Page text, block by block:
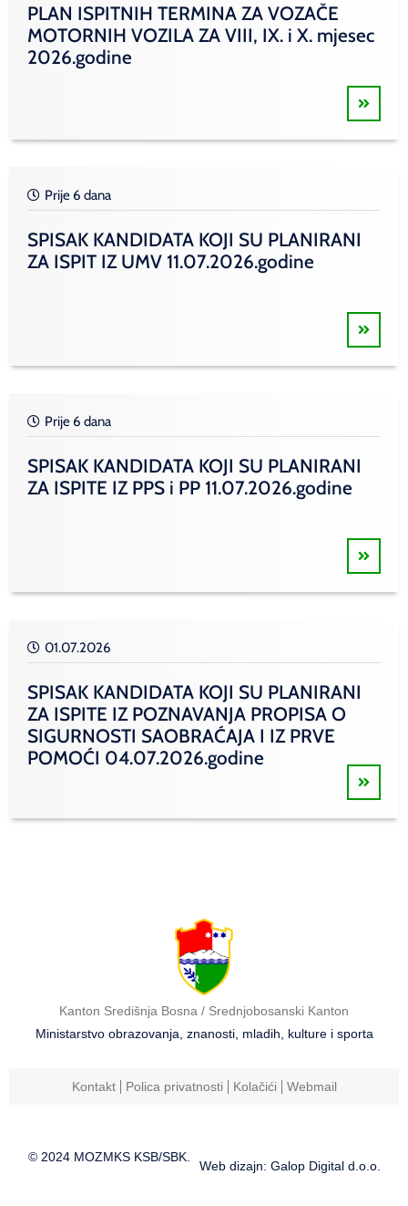
PLAN ISPITNIH TERMINA ZA VOZAČE
MOTORNIH VOZILA ZA VIII, IX. i X. mjesec
2026.godine
Prije 6 dana
SPISAK KANDIDATA KOJI SU PLANIRANI
ZA ISPIT IZ UMV 11.07.2026.godine
Prije 6 dana
SPISAK KANDIDATA KOJI SU PLANIRANI
ZA ISPITE IZ PPS i PP 11.07.2026.godine
01.07.2026
SPISAK KANDIDATA KOJI SU PLANIRANI
ZA ISPITE IZ POZNAVANJA PROPISA O
SIGURNOSTI SAOBRAĆAJA I IZ PRVE
POMOĆI 04.07.2026.godine
Kanton Središnja Bosna / Srednjobosanski Kanton
Ministarstvo obrazovanja, znanosti, mladih, kulture i sporta
Kontakt Polica privatnosti Kolačići Webmail
© 2024 MOZMKS KSB/SBK.
Web dizajn: Galop Digital d.o.o.